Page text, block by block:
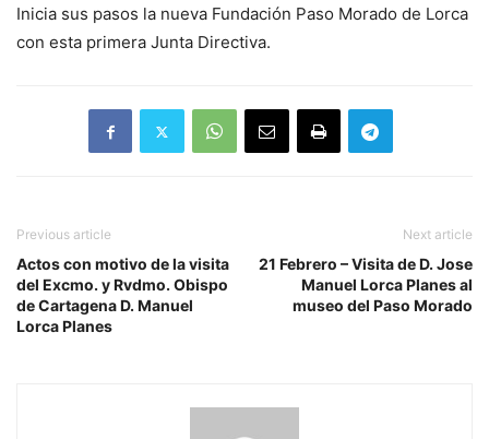
Inicia sus pasos la nueva Fundación Paso Morado de Lorca
con esta primera Junta Directiva.
Previous article
Actos con motivo de la visita
del Excmo. y Rvdmo. Obispo
de Cartagena D. Manuel
Lorca Planes
Next article
21 Febrero – Visita de D. Jose
Manuel Lorca Planes al
museo del Paso Morado